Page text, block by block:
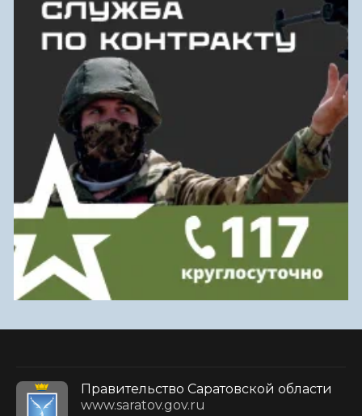
Правительство Саратовской области
www.saratov.gov.ru